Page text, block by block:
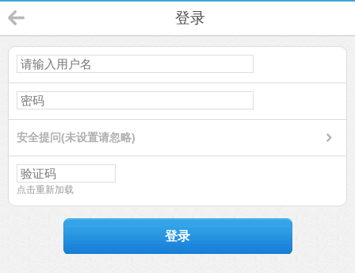
登录
安全提问(未设置请忽略)
点击重新加载
登录